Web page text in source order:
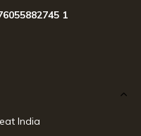
1
India